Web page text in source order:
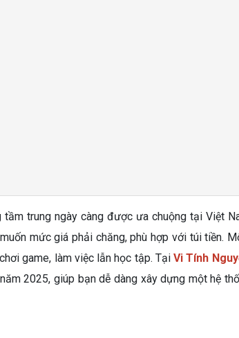
tầm trung ngày càng được ưa chuộng tại Việt
mức giá phải chăng, phù hợp với túi tiền.
game, làm việc lẫn học tập. TạiVi Tính
2025, giúp bạn dễ dàng xây dựng một hệ